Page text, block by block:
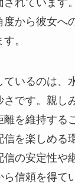
度から彼女へ
。
ているのは、
です。親し
離を維持する
を楽しめる
の安定性や
ら信頼を得て